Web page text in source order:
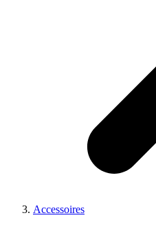
Accessoires